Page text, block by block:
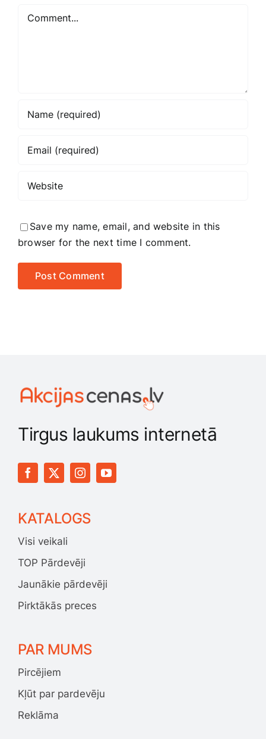
Comment
Save my name, email, and website in this
browser for the next time I comment.
Tirgus laukums internetā
KATALOGS
Visi veikali
TOP Pārdevēji
Jaunākie pārdevēji
Pirktākās preces
PAR MUMS
Pircējiem
Kļūt par pardevēju
Reklāma